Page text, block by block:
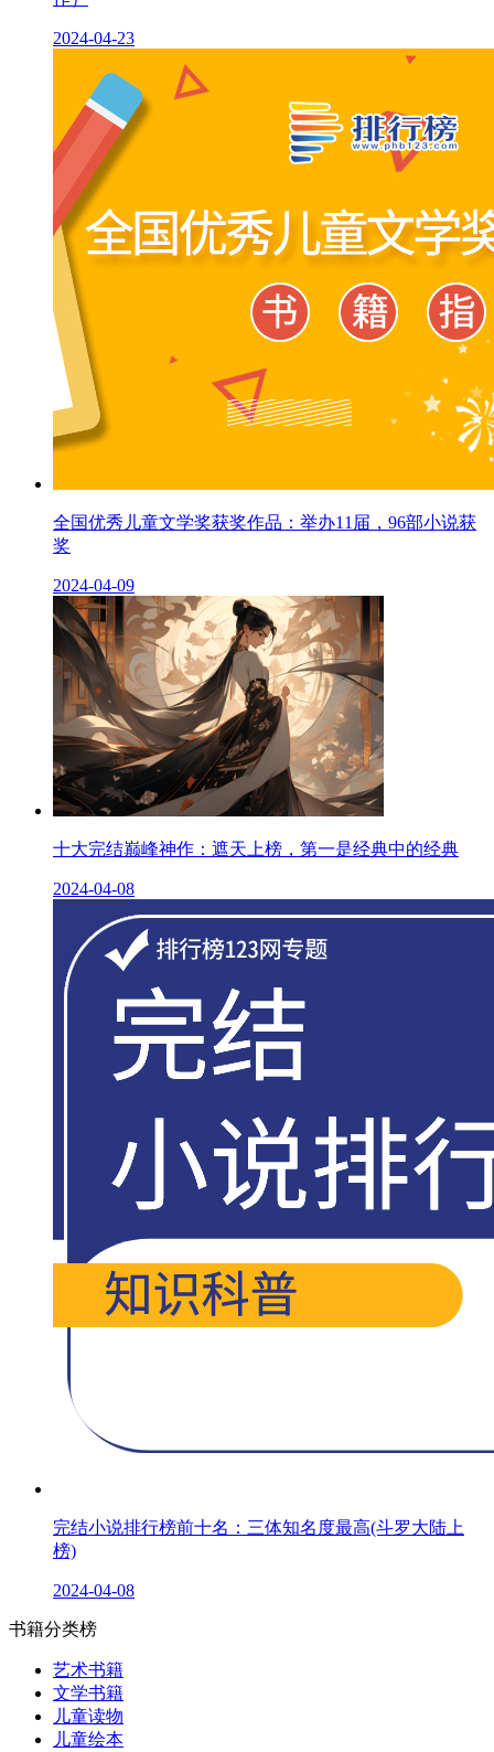
2024-04-23
全国优秀儿童文学奖获奖作品：举办11届，96部小说获
奖
2024-04-09
十大完结巅峰神作：遮天上榜，第一是经典中的经典
2024-04-08
完结小说排行榜前十名：三体知名度最高(斗罗大陆上
榜)
2024-04-08
书籍分类榜
艺术书籍
文学书籍
儿童读物
儿童绘本